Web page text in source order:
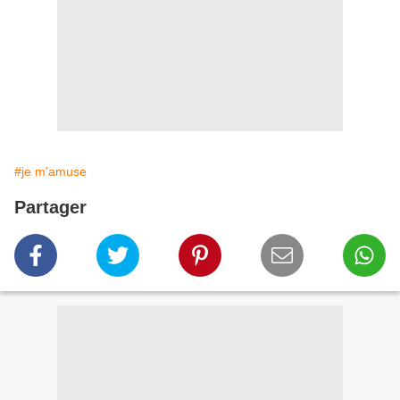
#je m'amuse
Partager